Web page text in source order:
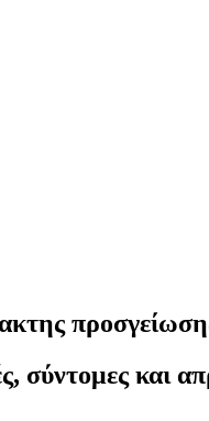
σύντομες και